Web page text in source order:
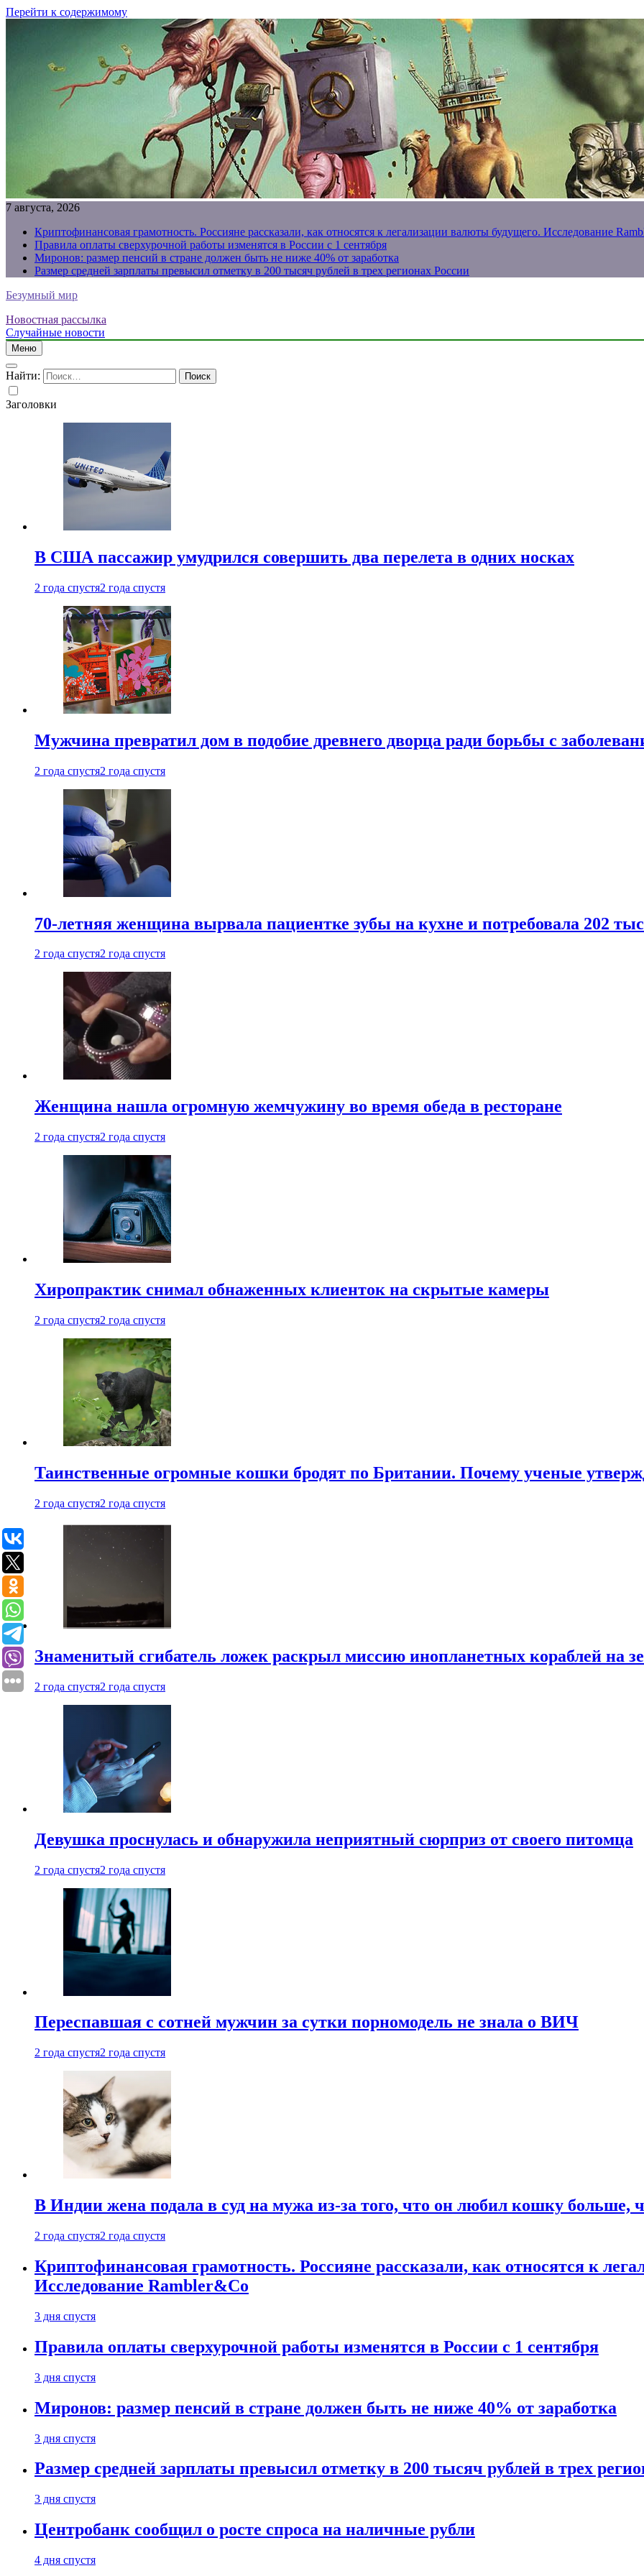
Перейти к содержимому
7 августа, 2026
Криптофинансовая грамотность. Россияне рассказали, как относятся к легализации валюты будущего. Исследование
Правила оплаты сверхурочной работы изменятся в России с 1 сентября
Миронов: размер пенсий в стране должен быть не ниже 40% от заработка
Размер средней зарплаты превысил отметку в 200 тысяч рублей в трех регионах России
Безумный мир
Новостная рассылка
Случайные новости
Меню
Найти:
Заголовки
В США пассажир умудрился совершить два перелета в одних носках
2 года спустя2 года спустя
Мужчина превратил дом в подобие древнего дворца ради борьбы с
2 года спустя2 года спустя
70-летняя женщина вырвала пациентке зубы на кухне и потребовала 202
2 года спустя2 года спустя
Женщина нашла огромную жемчужину во время обеда в ресторане
2 года спустя2 года спустя
Хиропрактик снимал обнаженных клиенток на скрытые камеры
2 года спустя2 года спустя
Таинственные огромные кошки бродят по Британии. Почему ученые
2 года спустя2 года спустя
Знаменитый сгибатель ложек раскрыл миссию инопланетных кораблей на
2 года спустя2 года спустя
Девушка проснулась и обнаружила неприятный сюрприз от своего питомца
2 года спустя2 года спустя
Переспавшая с сотней мужчин за сутки порномодель не знала о ВИЧ
2 года спустя2 года спустя
В Индии жена подала в суд на мужа из-за того, что он любил кошку больше,
2 года спустя2 года спустя
Криптофинансовая грамотность. Россияне рассказали, как относятся к
Исследование Rambler&Co
3 дня спустя
Правила оплаты сверхурочной работы изменятся в России с 1 сентября
3 дня спустя
Миронов: размер пенсий в стране должен быть не ниже 40% от заработка
3 дня спустя
Размер средней зарплаты превысил отметку в 200 тысяч рублей в трех
3 дня спустя
Центробанк сообщил о росте спроса на наличные рубли
4 дня спустя